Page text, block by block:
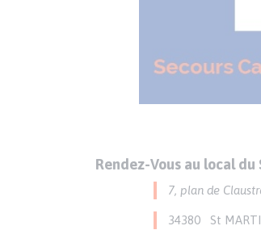
Rendez-Vous au local du
7, plan de
34380 St